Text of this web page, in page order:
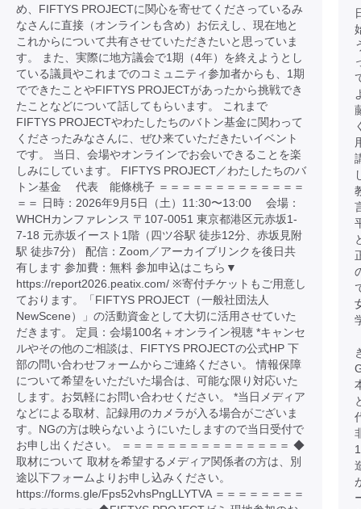
め、FIFTYS PROJECTに関心を寄せてくださっているみ
なさんに直接（オンラインも含め）お伝えし、現在地と
これからについて共有させていただきたいと思っていま
す。 また、実際に地方議会で1期（4年）を終えようとし
ている議員やこれまでのコミュニティ参加者からも、1期
でできたことやFIFTYS PROJECTがあったから挑戦でき
たことなどについて話してもらいます。 これまで
FIFTYS PROJECTやわたしたちのバトン基金に関わって
くださったみなさんに、ぜひ来ていただきたいイベント
です。 当日、会場やオンラインでお会いできることを楽
しみにしています。 FIFTYS PROJECT／わたしたちのバ
トン基金 代表 能條桃子 ＝＝＝＝＝＝＝＝＝＝＝＝＝
＝＝ 日時：2026年9月5日（土）11:30〜13:00 会場：
WHCHカンファレンス 〒107-0051 東京都港区元赤坂1-
7-18 元赤坂イースト1階（四ツ谷駅 徒歩12分、赤坂見附
駅 徒歩7分） 配信：Zoom／アーカイブリンクを後日共
有します 参加費：無料 参加申込はこちら▼
https://report2026.peatix.com/ ※寄付チケットもご用意し
ております。「FIFTYS PROJECT（一般社団法人
NewScene）」の活動資金として大切に活用させていた
だきます。 定員：会場100名＋オンライン視聴 *キャンセ
ルやその他のご相談は、FIFTYS PROJECTの公式HP 下
部の問い合わせフォームからご連絡ください。 情報保障
について希望をいただいた場合は、可能な限り対応いた
します。お気軽にお問い合わせください。 *当日メディア
などによる取材、記録用のカメラが入る場合がございま
す。NGの方は映らないようにいたしますので当日受付で
お申し出ください。 ＝＝＝＝＝＝＝＝＝＝＝＝＝＝＝ ◆
取材について 取材を希望するメディア関係者の方は、別
途以下フォームよりお申し込みください。
https://forms.gle/Fps52vhsPngLLYTVA ＝＝＝＝＝＝＝＝